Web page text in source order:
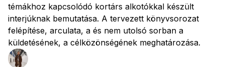
témákhoz kapcsolódó kortárs alkotókkal készült
interjúknak bemutatása. A tervezett könyvsorozat
felépítése, arculata, a és nem utolsó sorban a
küldetésének, a célközönségének meghatározása.